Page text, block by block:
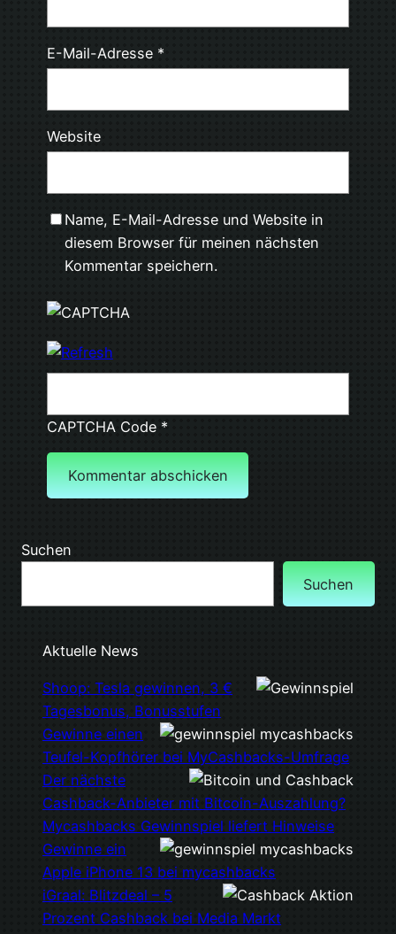
E-Mail-Adresse *
Website
Name, E-Mail-Adresse und Website in
diesem Browser für meinen nächsten
Kommentar speichern.
CAPTCHA Code*
Suchen
Suchen
Aktuelle News
Shoop: Tesla gewinnen, 3 €
Tagesbonus, Bonusstufen
Gewinne einen
Teufel-Kopfhörer bei MyCashbacks-Umfrage
Der nächste
Cashback-Anbieter mit Bitcoin-Auszahlung?
Mycashbacks Gewinnspiel liefert Hinweise
Gewinne ein
Apple iPhone 13 bei mycashbacks
iGraal: Blitzdeal – 5
Prozent Cashback bei Media Markt